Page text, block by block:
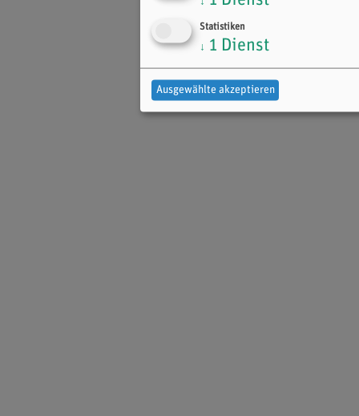
Statistiken
↓ 1 Dienst
Ausgewählte akzeptieren